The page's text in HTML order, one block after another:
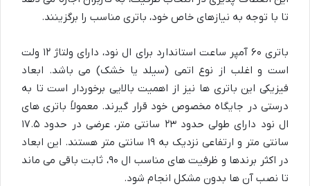
تا با توجه به نیازهای خاص خود، باتری مناسب را برگزینند.
باتری ۶۰ آمپر ساعت استاندارد برای ال نود، دارای ولتاژ ۱۲ ولت
است و اغلب از نوع اتمی (سیلد یا خشک) می باشد. ابعاد
فیزیکی این باتری ها نیز از اهمیت بالایی برخوردار است تا به
درستی در جایگاه مخصوص خود قرار گیرند. معمولاً باتری های
ال نود دارای طولی حدود ۲۳ سانتی متر، عرضی در حدود ۱۷.۵
سانتی متر و ارتفاعی نزدیک به ۱۹ سانتی متر هستند. این ابعاد
در اکثر برندها و ظرفیت های مناسب ال ۹۰، ثابت باقی می ماند
تا نصب آن ها بدون مشکل انجام شود.